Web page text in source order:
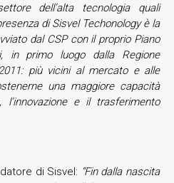
dell’alta tecnologia quali
di Sisvel Techonology è la
dal CSP con il proprio Piano
in primo luogo dalla Regione
più vicini al mercato e alle
una maggiore capacità
e il trasferimento
di Sisvel: “Fin dalla nascita